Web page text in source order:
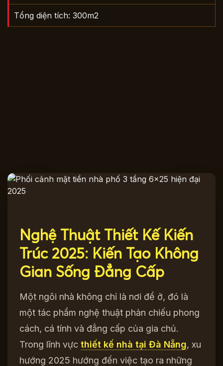
Tổng diện tích: 300m2
Nghệ Thuật Thiết Kế Kiến
Trúc 2025: Kiến Tạo Không
Gian Sống Đẳng Cấp
Một ngôi nhà không chỉ là nơi để ở, đó là
một tác phẩm nghệ thuật phản chiếu phong
cách, cá tính và đẳng cấp của gia chủ.
Trong lĩnh vực thiết kế nhà tại Đà Nẵng, xu
hướng 2025 hướng đến việc tạo ra những